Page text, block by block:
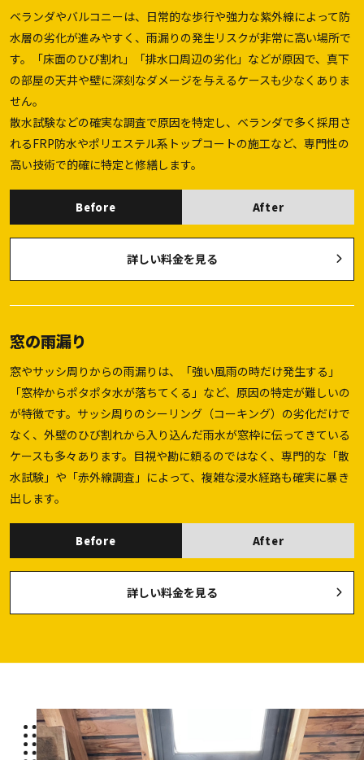
ベランダやバルコニーは、日常的な歩行や強力な紫外線によって防
水層の劣化が進みやすく、雨漏りの発生リスクが非常に高い場所で
す。「床面のひび割れ」「排水口周辺の劣化」などが原因で、真下
の部屋の天井や壁に深刻なダメージを与えるケースも少なくありま
せん。
散水試験などの確実な調査で原因を特定し、ベランダで多く採用さ
れるFRP防水やポリエステル系トップコートの施工など、専門性の
高い技術で的確に特定と修繕します。
Before After
詳しい料金を見る
窓の雨漏り
窓やサッシ周りからの雨漏りは、「強い風雨の時だけ発生する」
「窓枠からポタポタ水が落ちてくる」など、原因の特定が難しいの
が特徴です。サッシ周りのシーリング（コーキング）の劣化だけで
なく、外壁のひび割れから入り込んだ雨水が窓枠に伝ってきている
ケースも多々あります。目視や勘に頼るのではなく、専門的な「散
水試験」や「赤外線調査」によって、複雑な浸水経路も確実に暴き
出します。
Before After
詳しい料金を見る